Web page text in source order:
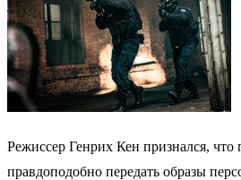
Режиссер Генрих Кен признался, что
правдоподобно передать образы